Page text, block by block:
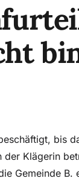
bis
Klägerin
Gemeinde B.